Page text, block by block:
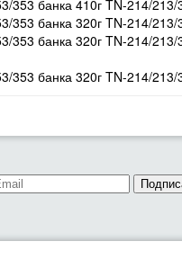
353 банка 410г TN-214/
353 банка 320г TN-214/
353 банка 320г TN-214/
353 банка 320г TN-214/